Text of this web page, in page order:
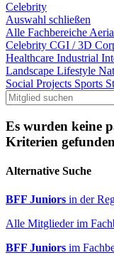
Celebrity
Auswahl schließen
Alle Fachbereiche
Celebrity CGI / 3D
Healthcare Industrial
Landscape Lifestyle
Social Projects Sports
Es wurden keine
Kriterien
Alternative Suche
BFF Juniors in der
Alle Mitglieder im
BFF Juniors im